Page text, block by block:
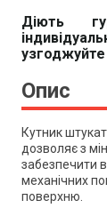
Діють
Опис
Кутник
дозволяє з
забезпечити
механічних
поверхню.